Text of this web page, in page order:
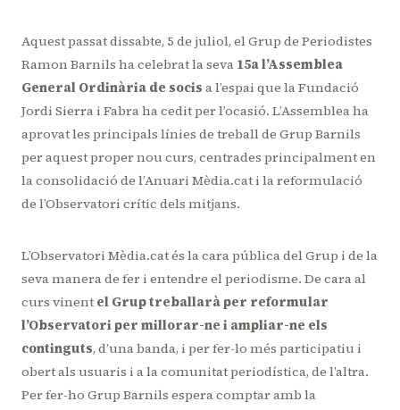
Aquest passat dissabte, 5 de juliol, el Grup de Periodistes
Ramon Barnils ha celebrat la seva 15a l’Assemblea
General Ordinària de socis a l’espai que la Fundació
Jordi Sierra i Fabra ha cedit per l’ocasió. L’Assemblea ha
aprovat les principals línies de treball de Grup Barnils
per aquest proper nou curs, centrades principalment en
la consolidació de l’Anuari Mèdia.cat i la reformulació
de l’Observatori crític dels mitjans.
L’Observatori Mèdia.cat és la cara pública del Grup i de la
seva manera de fer i entendre el periodisme. De cara al
curs vinent el Grup treballarà per reformular
l’Observatori per millorar-ne i ampliar-ne els
continguts, d’una banda, i per fer-lo més participatiu i
obert als usuaris i a la comunitat periodística, de l’altra.
Per fer-ho Grup Barnils espera comptar amb la